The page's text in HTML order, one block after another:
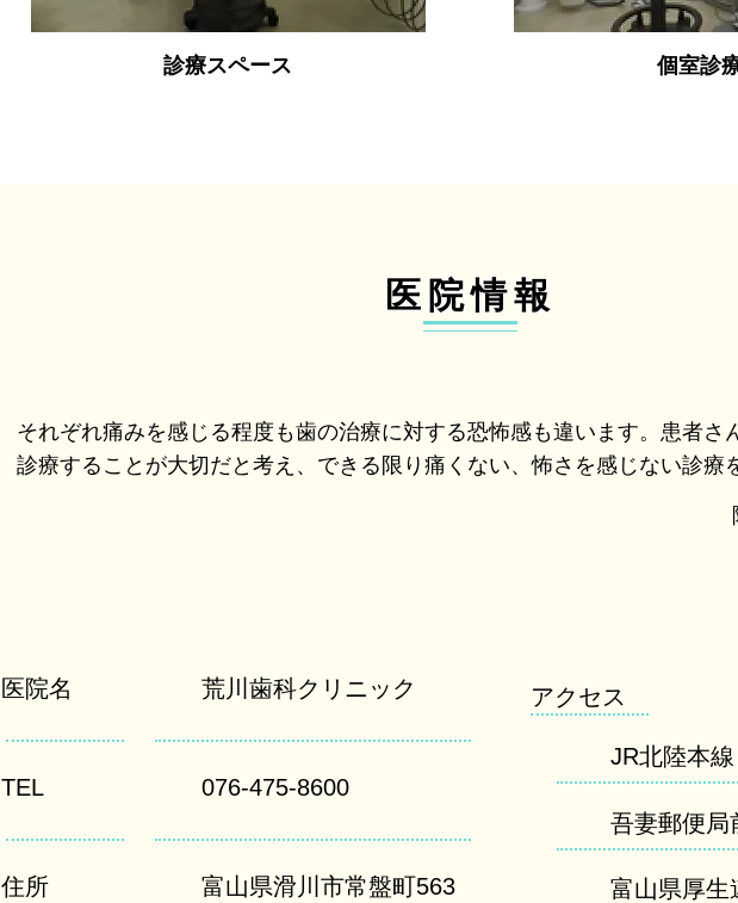
診療スペース 個室診
医院情報
それぞれ痛みを感じる程度も歯の治療に対する恐怖感も違います。患者さ
診療することが大切だと考え、できる限り痛くない、怖さを感じない診療
医院名 荒川歯科クリニック
TEL 076-475-8600
住所 富山県滑川市常盤町563
アクセス
JR北陸本
吾妻郵便局
富山県厚生